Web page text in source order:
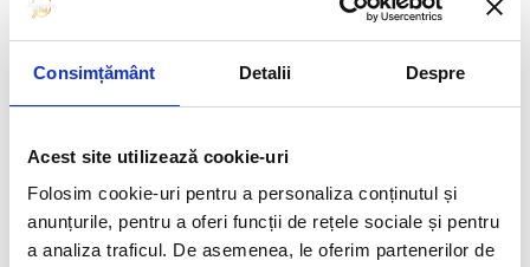
Consimțământ Detalii Despre
Acest site utilizează cookie-uri
Folosim cookie-uri pentru a personaliza conținutul și
anunțurile, pentru a oferi funcții de rețele sociale și pentru
a analiza traficul. De asemenea, le oferim partenerilor de
IONELA ȘI MARIUS COZMIUC,
UNIȚI DE CANOTAJ
EBRU BOLAT, BINE AI VENIT
ÎN TEAM ROMANIA!
FUELLED BY